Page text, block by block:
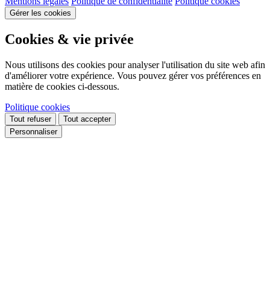
Gérer les cookies
Cookies & vie privée
Nous utilisons des cookies pour analyser l'utilisation du site web afin
d'améliorer votre expérience. Vous pouvez gérer vos préférences en
matière de cookies ci-dessous.
Politique cookies
Tout refuser
Tout accepter
Personnaliser